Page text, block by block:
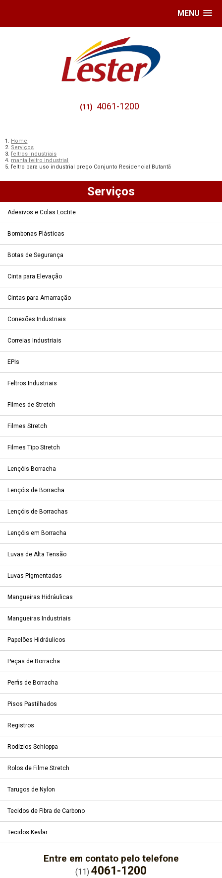
MENU
(11) 4061-1200
Home
Serviços
feltros industriais
manta feltro industrial
feltro para uso industrial preço Conjunto Residencial Butantã
Serviços
Adesivos e Colas Loctite
Bombonas Plásticas
Botas de Segurança
Cinta para Elevação
Cintas para Amarração
Conexões Industriais
Correias Industriais
EPIs
Feltros Industriais
Filmes de Stretch
Filmes Stretch
Filmes Tipo Stretch
Lençóis Borracha
Lençóis de Borracha
Lençóis de Borrachas
Lençóis em Borracha
Luvas de Alta Tensão
Luvas Pigmentadas
Mangueiras Hidráulicas
Mangueiras Industriais
Papelões Hidráulicos
Peças de Borracha
Perfis de Borracha
Pisos Pastilhados
Registros
Rodízios Schioppa
Rolos de Filme Stretch
Tarugos de Nylon
Tecidos de Fibra de Carbono
Tecidos Kevlar
Entre em contato pelo telefone
(11) 4061-1200